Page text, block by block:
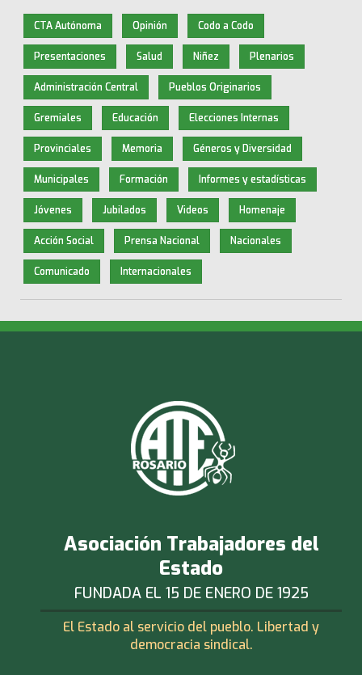
CTA Autónoma Opinión Codo a Codo
Presentaciones Salud Niñez Plenarios
Administración Central Pueblos Originarios
Gremiales Educación Elecciones Internas
Provinciales Memoria Géneros y Diversidad
Municipales Formación Informes y estadísticas
Jóvenes Jubilados Videos Homenaje
Acción Social Prensa Nacional Nacionales
Comunicado Internacionales
Asociación Trabajadores del
Estado
FUNDADA EL 15 DE ENERO DE 1925
El Estado al servicio del pueblo. Libertad y
democracia sindical.